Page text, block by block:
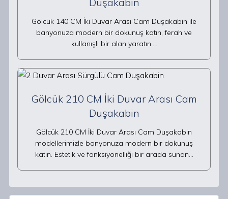
Gölcük 140 CM İki Duvar Arası Cam Duşakabin ile
banyonuza modern bir dokunuş katın, ferah ve
kullanışlı bir alan yaratın.…
Gölcük 210 CM İki Duvar Arası Cam
Duşakabin
Gölcük 210 CM İki Duvar Arası Cam Duşakabin
modellerimizle banyonuza modern bir dokunuş
katın. Estetik ve fonksiyonelliği bir arada sunan…